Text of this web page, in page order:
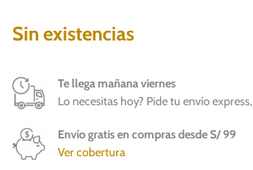
Sin existencias
Te llega mañana viernes
Lo necesitas hoy? Pide tu envío express,
Envío gratis en compras desde S/ 99
Ver cobertura